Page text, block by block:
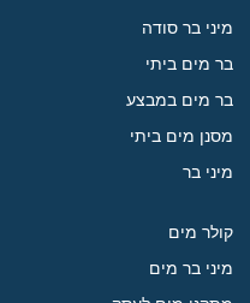
מיני בר סודה
בר מים ביתי
בר מים במבצע
מסנן מים ביתי
מיני בר
קולר מים
מיני בר מים